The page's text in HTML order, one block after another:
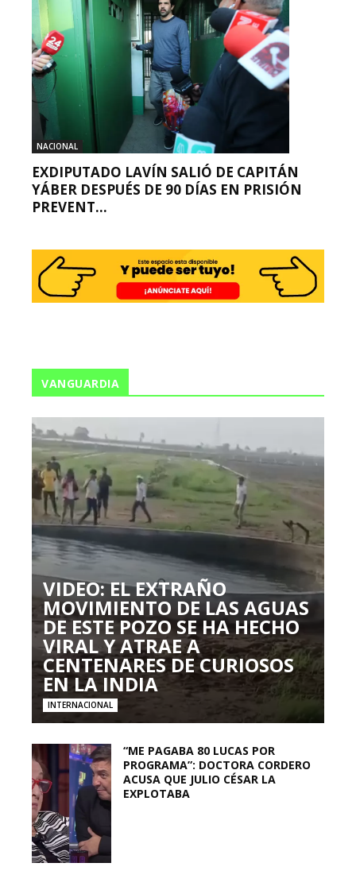
NACIONAL
EXDIPUTADO LAVÍN SALIÓ DE CAPITÁN
YÁBER DESPUÉS DE 90 DÍAS EN PRISIÓN
PREVENT...
VANGUARDIA
VIDEO: EL EXTRAÑO
MOVIMIENTO DE LAS AGUAS
DE ESTE POZO SE HA HECHO
VIRAL Y ATRAE A
CENTENARES DE CURIOSOS
EN LA INDIA
INTERNACIONAL
“ME PAGABA 80 LUCAS POR
PROGRAMA”: DOCTORA CORDERO
ACUSA QUE JULIO CÉSAR LA
EXPLOTABA